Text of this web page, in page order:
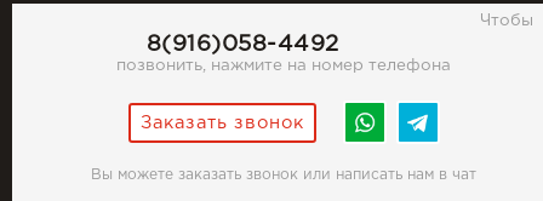
8(916)058-4492
Чтобы
позвонить, нажмите на номер телефона
Заказать звонок
Вы можете заказать звонок или написать нам в чат